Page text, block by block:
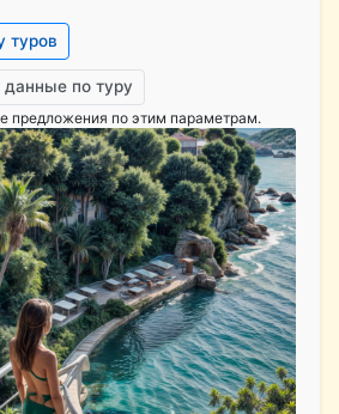
туров
данные по туру
предложения по этим параметрам.